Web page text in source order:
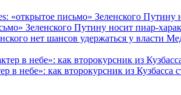
Зеленского Путину носит пиар-
в небе»: как второкурсник из Кузбасса